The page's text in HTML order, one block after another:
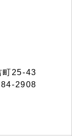
25-43
2908